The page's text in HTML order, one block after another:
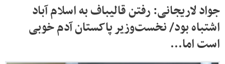
جواد لاریجانی: رفتن قالیباف به اسلام آباد
اشتباه بود/ نخست‌وزیر پاکستان آدم خوبی
است اما...